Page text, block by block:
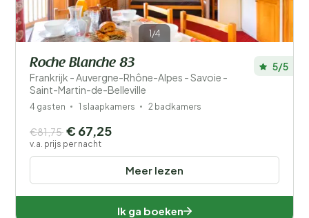
1/4
Roche Blanche 83
Frankrijk - Auvergne-Rhône-Alpes - Savoie -
Saint-Martin-de-Belleville
5/5
4 gasten 1 slaapkamers 2 badkamers
Meer lezen
€81,75 € 67,25
v.a. prijs per nacht
Ik ga boeken